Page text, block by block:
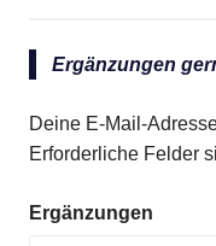
Ergänzungen
Deine E-Mail-
Erforderliche Felder
Ergänzungen